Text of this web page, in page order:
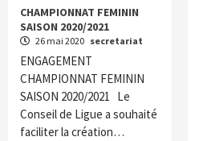
CHAMPIONNAT FEMININ
SAISON 2020/2021
26 mai 2020 secretariat
ENGAGEMENT
CHAMPIONNAT FEMININ
SAISON 2020/2021 Le
Conseil de Ligue a souhaité
faciliter la création…